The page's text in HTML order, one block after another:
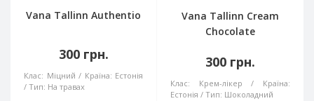
Vana Tallinn Authentio
300 грн.
Клас: Міцний Країна: Естонія
Тип: На травах
Vana Tallinn Cream
Chocolate
300 грн.
Клас: Крем-лікер
Країна:
Естонія
Тип: Шоколадний